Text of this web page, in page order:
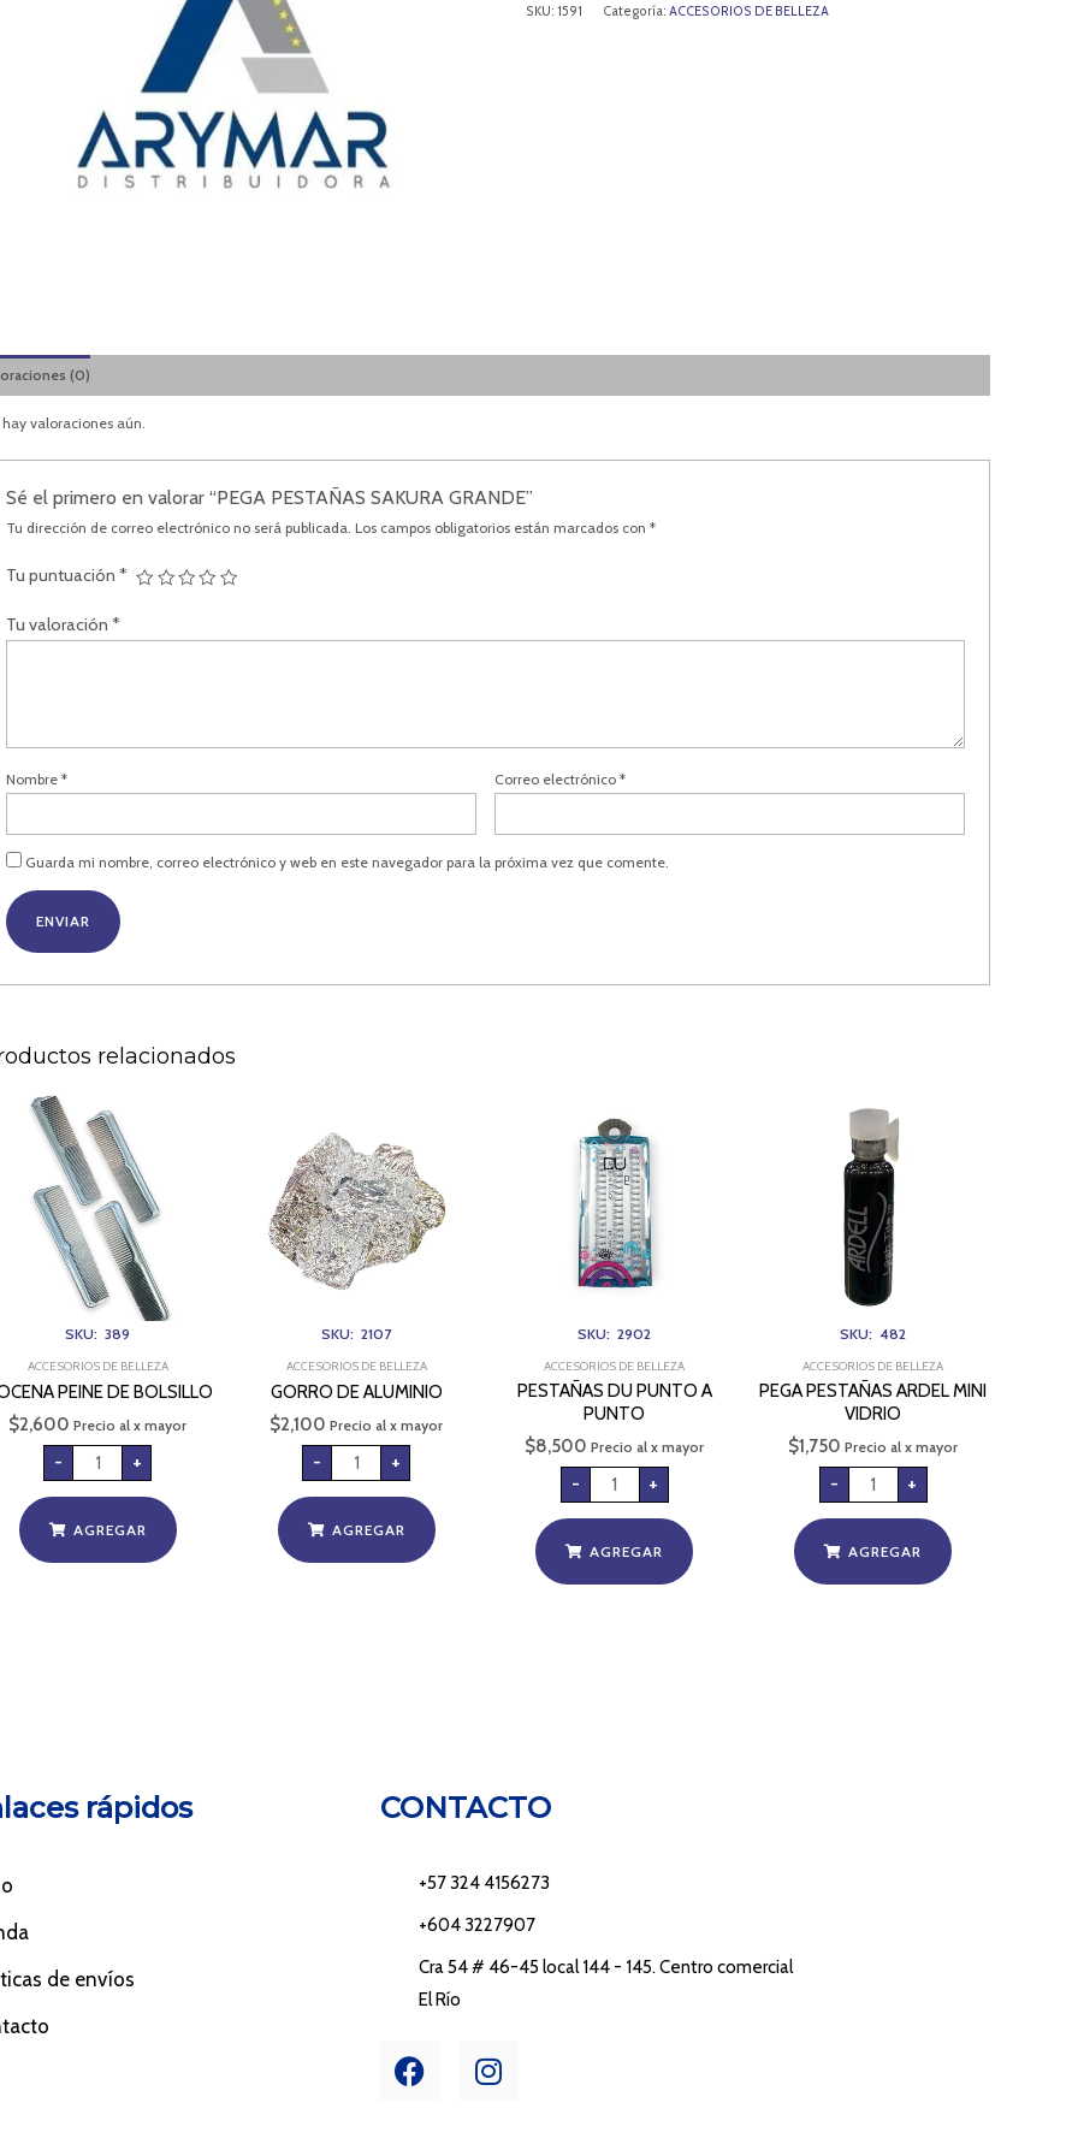
SKU:1591 Categoría:ACCESORIOS DE BELLEZA
(0)
valoraciones aún.
Sé el primero en valorar “PEGA PESTAÑAS SAKURA GRANDE”
Tu dirección de correo electrónico no será publicada. Los campos obligatorios están marcados con*
Tu puntuación*
Tu valoración*
Nombre* Correo electrónico*
Guarda mi nombre, correo electrónico y web en este navegador para la próxima vez que comente.
relacionados
SKU: 389
ACCESORIOS DE BELLEZA
PEINE DE BOLSILLO
$2,600 Precio al x mayor
-
DE
BOLSILLO
cantidad
+
AGREGAR
SKU: 2107
ACCESORIOS DE BELLEZA
GORRO DE ALUMINIO
$2,100 Precio al x mayor
-
cantidad
+
AGREGAR
SKU: 2902
ACCESORIOS DE BELLEZA
PESTAÑAS DU PUNTO A
PUNTO
$8,500 Precio al x mayor
-
PUNTO
A
PUNTO
cantidad
+
AGREGAR
SKU: 482
ACCESORIOS DE BELLEZA
PEGA PESTAÑAS ARDEL MINI
VIDRIO
$1,750 Precio al x mayor
-
PESTAÑAS
ARDEL
MINI
VIDRIO
cantidad
+
AGREGAR
rápidos
de envíos
CONTACTO
+57 324 4156273
+604 3227907
Cra 54 # 46-45 local 144 - 145. Centro comercial
El Río
F
a
I
n